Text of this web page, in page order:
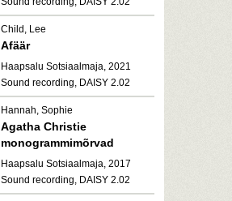
Child, Lee
Afäär
Haapsalu Sotsiaalmaja, 2021
Sound recording, DAISY 2.02
Hannah, Sophie
Agatha Christie
monogrammimõrvad
Haapsalu Sotsiaalmaja, 2017
Sound recording, DAISY 2.02